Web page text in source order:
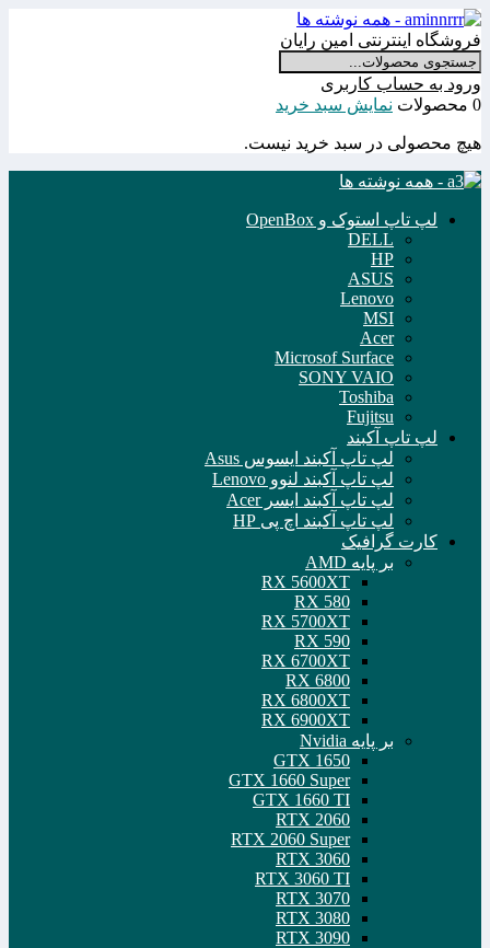
فروشگاه اینترنتی امین رایان
ورود به حساب کاربری
0 محصولات
نمایش سبد خرید
هیچ محصولی در سبد خرید نیست.
لپ تاپ استوک و OpenBox
DELL
HP
ASUS
Lenovo
MSI
Acer
Microsof Surface
SONY VAIO
Toshiba
Fujitsu
لپ تاپ آکبند
لپ تاپ آکبند ایسوس Asus
لپ تاپ آکبند لنوو Lenovo
لپ تاپ آکبند ایسر Acer
لپ تاپ آکبند اچ پی HP
کارت گرافیک
بر پایه AMD
RX 5600XT
RX 580
RX 5700XT
RX 590
RX 6700XT
RX 6800
RX 6800XT
RX 6900XT
بر پایه Nvidia
GTX 1650
GTX 1660 Super
GTX 1660 TI
RTX 2060
RTX 2060 Super
RTX 3060
RTX 3060 TI
RTX 3070
RTX 3080
RTX 3090